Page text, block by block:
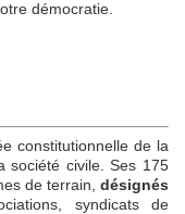
démocratie.
constitutionnelle de la
société civile. Ses 175
de terrain, désignés
syndicats de